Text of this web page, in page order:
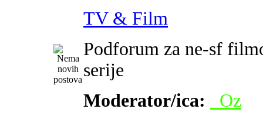
TV & Film
Podforum za ne-sf
serije
Moderator/ica:
_Oz